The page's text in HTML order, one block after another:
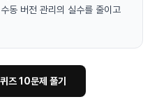
동 버전 관리의 실수를 줄이고
즈 10문제 풀기